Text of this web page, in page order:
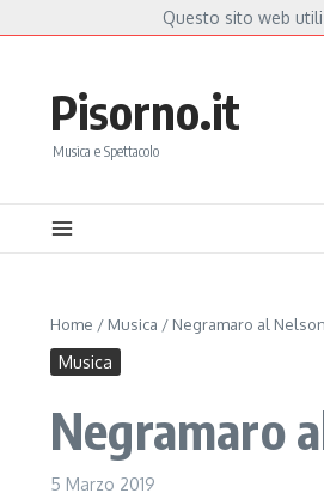
Mannoia, a Capannori nasce “Anime Salve”: la
Pisorno.it
Musica e Spettacolo
Home / Musica / Negramaro al
Musica
Negramaro
5 Marzo 2019
Questo sito web